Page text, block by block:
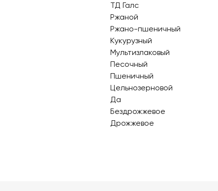
ТД Галс
Ржаной
Ржано-пшеничный
Кукурузный
Мультизлаковый
Песочный
Пшеничный
Цельнозерновой
Да
Бездрожжевое
Дрожжевое